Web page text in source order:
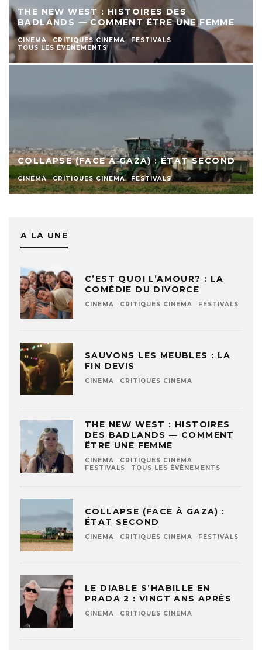
THE NEW WEST : HISTOIRES DES
BADLANDS — COMMENT ÊTRE UNE FEMME
CINEMA CRITIQUES CINEMA
FESTIVALS
TOUS LES ÉVÈNEMENTS
COLLAPSE (FACE À GAZA) : ÉTAT SECOND
CINEMA CRITIQUES CINEMA FESTIVALS
A LA UNE
C’EST QUOI L’AMOUR? : LA
COMÉDIE DU DIVORCE
CINEMA CRITIQUES CINEMA FESTIVALS
SAUVONS LES MEUBLES : LA
FIN DEVIS
CINEMA CRITIQUES CINEMA
THE NEW WEST : HISTOIRES
DES BADLANDS — COMMENT
ÊTRE UNE FEMME
CINEMA
CRITIQUES CINEMA
FESTIVALS
TOUS LES ÉVÈNEMENTS
COLLAPSE (FACE À GAZA) :
ÉTAT SECOND
CINEMA CRITIQUES CINEMA FESTIVALS
LE DIABLE S’HABILLE EN
PRADA 2 : VINGT ANS APRÈS
CINEMA CRITIQUES CINEMA